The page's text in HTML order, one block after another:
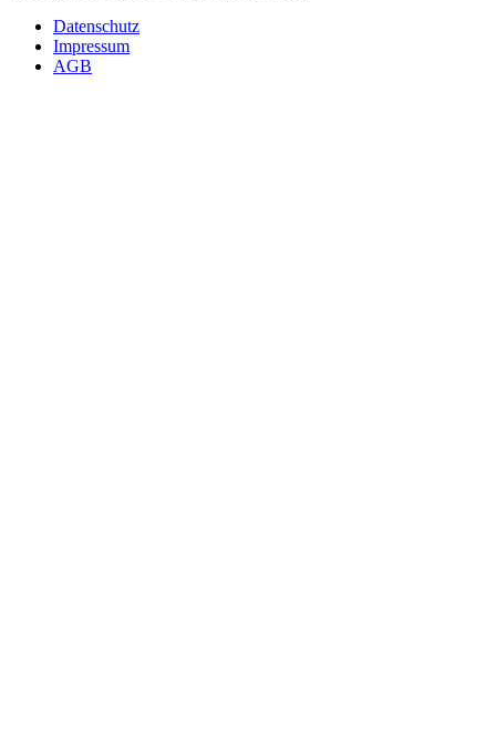
Datenschutz
Impressum
AGB